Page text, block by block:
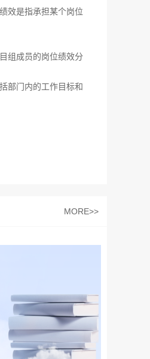
效是指承担某个岗位
组成员的岗位绩效分
部门内的工作目标和
MORE>>